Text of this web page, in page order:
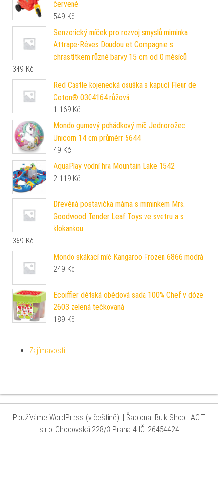
červené
549 Kč
Senzorický míček pro rozvoj smyslů miminka
Attrape-Rêves Doudou et Compagnie s
chrastítkem různé barvy 15 cm od 0 měsíců
349 Kč
Red Castle kojenecká osuška s kapucí Fleur de
Coton® 0304164 růžová
1 169 Kč
Mondo gumový pohádkový míč Jednorožec
Unicorn 14 cm průměrr 5644
49 Kč
AquaPlay vodní hra Mountain Lake 1542
2 119 Kč
Dřevěná postavička máma s miminkem Mrs.
Goodwood Tender Leaf Toys ve svetru a s
klokankou
369 Kč
Mondo skákací míč Kangaroo Frozen 6866 modrá
249 Kč
Ecoiffier dětská obědová sada 100% Chef v dóze
2603 zelená tečkovaná
189 Kč
Zajímavosti
Používáme WordPress (v češtině). | Šablona: Bulk Shop | ACIT
s.r.o. Chodovská 228/3 Praha 4 IČ: 26454424